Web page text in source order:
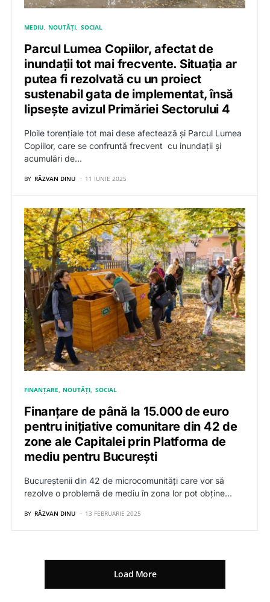
MEDIU NOUTĂȚI SOCIAL
Parcul Lumea Copiilor, afectat de
inundații tot mai frecvente. Situația ar
putea fi rezolvată cu un proiect
sustenabil gata de implementat, însă
lipsește avizul Primăriei Sectorului 4
Ploile torențiale tot mai dese afectează și Parcul Lumea
Copiilor, care se confruntă frecvent cu inundații și
acumulări de…
BY RĂZVAN DINU 11 IUNIE 2025
FINANȚARE NOUTĂȚI SOCIAL
Finanțare de până la 15.000 de euro
pentru inițiative comunitare din 42 de
zone ale Capitalei prin Platforma de
mediu pentru București
Bucureștenii din 42 de microcomunități care vor să
rezolve o problemă de mediu în zona lor pot obține…
BY RĂZVAN DINU 13 FEBRUARIE 2025
Load More